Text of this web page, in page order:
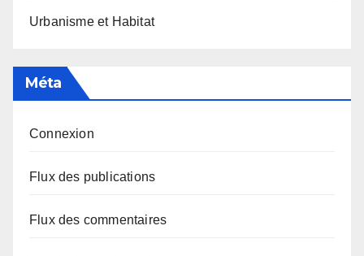
Urbanisme et Habitat
Méta
Connexion
Flux des publications
Flux des commentaires